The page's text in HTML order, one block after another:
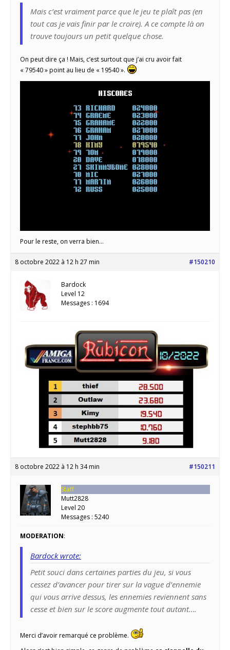
Mais c’est vraiment parce que le jeu te plaît pas (en
tout cas je vais finir par le croire). A ce compte là on
trouve toujours un petit quelque chose.
On peut dire ça ! Mais, c’est surtout que j’ai cru avoir fait
« 79540 » point au lieu de « 19540 ».
Pour le reste, on verra bien…
8 octobre 2022 à 12 h 27 min #150210
Bardock
Level 12
Messages : 1694
8 octobre 2022 à 12 h 34 min #150211
Staff
Mutt2828
Level 20
Messages : 5240
MODERATION:
Bardock wrote:
Petit souci dans certaines parties du jeu, si vous
cessez d’avancer pour tirer sur la vague d’ennemie
qui vous arrive dessus, les ennemies reviennent sans
cesse et bien sur le score augmente tout autant….
Merci d’avoir remarqué ce problème.